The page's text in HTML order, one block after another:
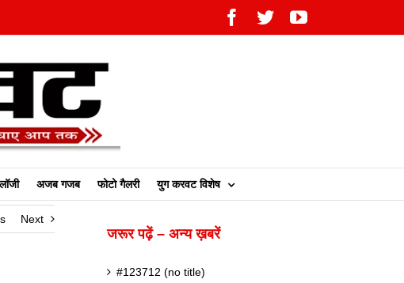
Facebook
TwitterYouTube
अजब गजब फोटो गैलरी युग करवट विशेष
Next
जरूर पढ़ें – अन्य ख़बरें
#123712 (no title)